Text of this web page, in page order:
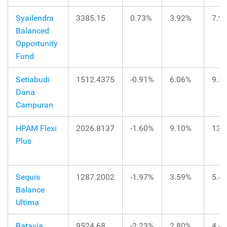
Syailendra
Balanced
Opportunity
Fund
3385.15 0.73% 3.92%
Setiabudi
Dana
Campuran
1512.4375 -0.91% 6.06%
HPAM Flexi
Plus
2026.8137 -1.60% 9.10%
Sequis
Balance
Ultima
1287.2002 -1.97% 3.59%